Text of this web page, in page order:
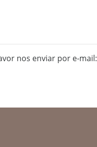
nos enviar por e-mail: